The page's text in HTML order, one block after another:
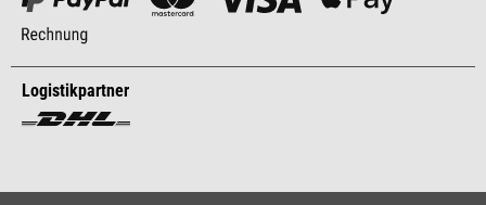
Logistikpartner